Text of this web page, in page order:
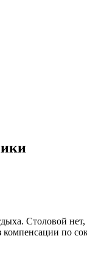
Столовой
компенсации по